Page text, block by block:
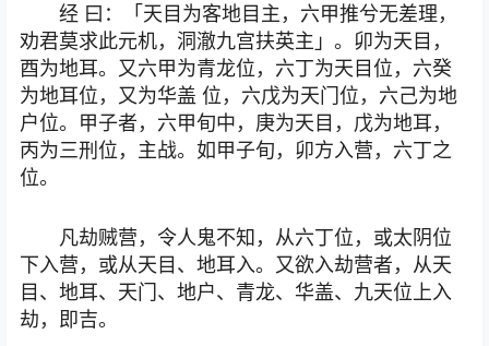
经 曰：「天目为客地目主，六甲推兮无差理，
劝君莫求此元机，洞澈九宫扶英主」。卯为天目，
酉为地耳。又六甲为青龙位，六丁为天目位，六癸
为地耳位，又为华盖 位，六戊为天门位，六己为地
户位。甲子者，六甲旬中，庚为天目，戊为地耳，
丙为三刑位，主战。如甲子旬，卯方入营，六丁之
位。
凡劫贼营，令人鬼不知，从六丁位，或太阴位
下入营，或从天目、地耳入。又欲入劫营者，从天
目、地耳、天门、地户、青龙、华盖、九天位上入
劫，即吉。